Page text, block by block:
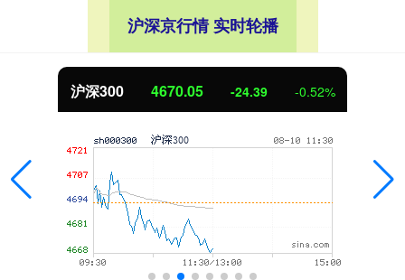
沪深京行情 实时轮播
沪深300 4670.05 -24.39 -0.52%